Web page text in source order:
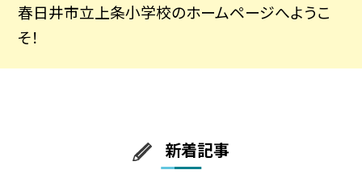
春日井市立上条小学校のホームページへようこ
そ！
新着記事